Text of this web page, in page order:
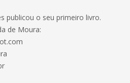
publicou o seu primeiro livro.
de Moura: